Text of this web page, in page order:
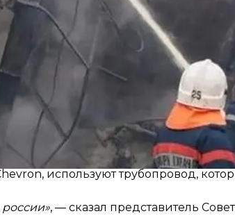
Украина будет продолжать
инфраструктуру, на которую
транспортирует нефть из
используют трубопровод,
, — сказал представитель